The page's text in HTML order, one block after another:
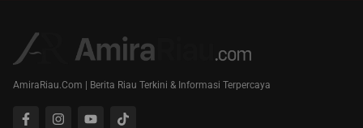
AmiraRiau.Com | Berita Riau Terkini & Informasi Terpercaya